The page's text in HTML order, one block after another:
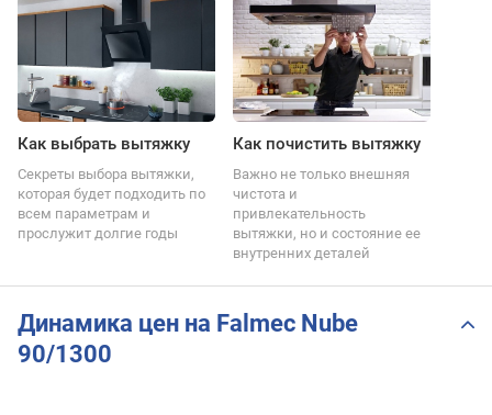
Как выбрать вытяжку
Секреты выбора вытяжки,
которая будет подходить по
всем параметрам и
прослужит долгие годы
Как почистить вытяжку
Важно не только внешняя
чистота и
привлекательность
вытяжки, но и состояние ее
внутренних деталей
Динамика цен на Falmec Nube
90/1300